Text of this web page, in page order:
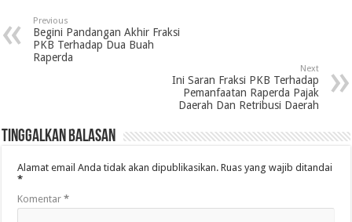
Previous
Begini Pandangan Akhir Fraksi
PKB Terhadap Dua Buah
Raperda
Next
Ini Saran Fraksi PKB Terhadap
Pemanfaatan Raperda Pajak
Daerah Dan Retribusi Daerah
Tinggalkan Balasan
Alamat email Anda tidak akan dipublikasikan. Ruas yang wajib ditandai
*
Komentar*